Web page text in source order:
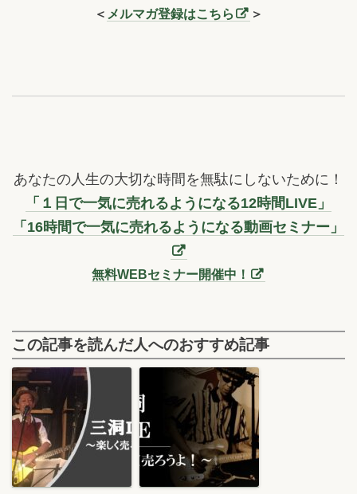
＜ メルマガ登録はこちら ＞
あなたの人生の大切な時間を無駄にしないために！
「１日で一気に売れるようになる12時間LIVE」
「16時間で一気に売れるようになる動画セミナー」
無料WEBセミナー開催中！
この記事を読んだ人へのおすすめ記事